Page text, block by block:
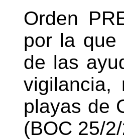
Orden
por la que
de las
vigilancia,
playas de
(BOC 25/